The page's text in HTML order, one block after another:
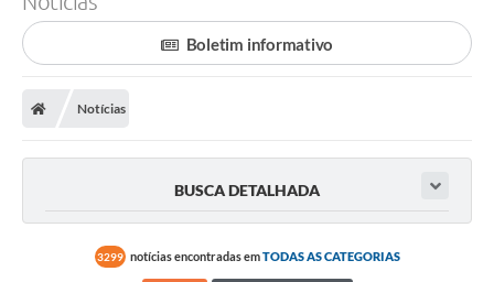
Boletim informativo
Notícias
BUSCA DETALHADA
3299 notícias encontradas emTODAS AS CATEGORIAS